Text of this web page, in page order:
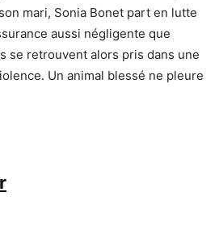
mari, Sonia Bonet part en lutte
aussi négligente que
se retrouvent alors pris dans une
Un animal blessé ne pleure